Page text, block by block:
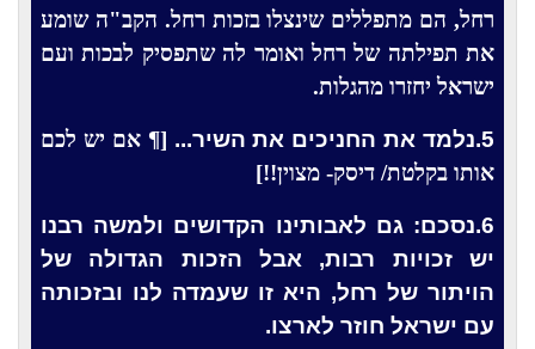
רחל, הם מתפללים שינצלו בזכות רחל. הקב"ה שומע
את תפילתה של רחל ואומר לה שתפסיק לבכות ועם
ישראל יחזרו מהגלות.
5.נלמד את החניכים את השיר... [
¶ אם יש לכם
אותו בקלטת/ דיסק- מצוין!!]
6.נסכם: גם לאבותינו הקדושים ולמשה רבנו
יש זכויות רבות, אבל הזכות הגדולה של
הויתור של רחל, היא זו שעמדה לנו ובזכותה
עם ישראל חוזר לארצו.